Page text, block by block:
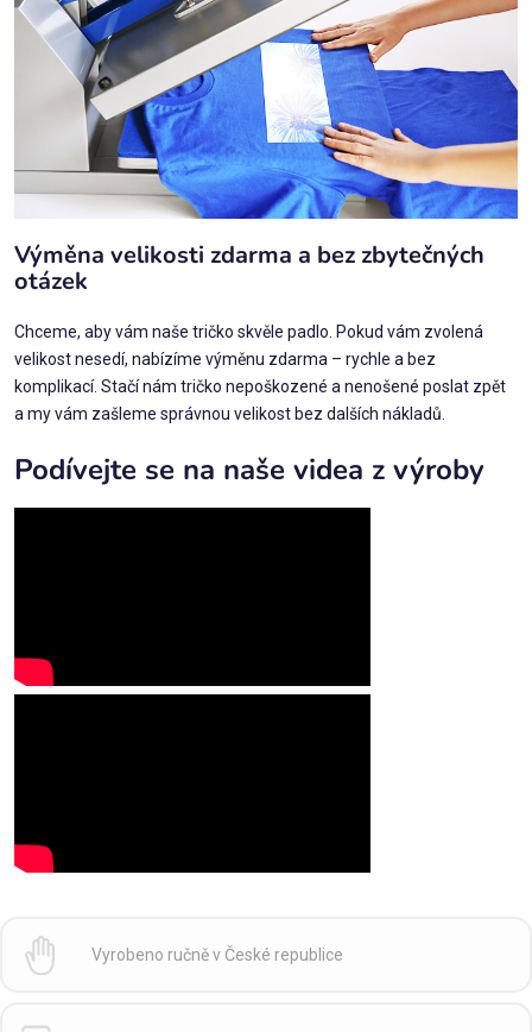
Výměna velikosti zdarma a bez zbytečných
otázek
Chceme, aby vám naše tričko skvěle padlo. Pokud vám zvolená
velikost nesedí, nabízíme výměnu zdarma – rychle a bez
komplikací. Stačí nám tričko nepoškozené a nenošené poslat zpět
a my vám zašleme správnou velikost bez dalších nákladů.
Podívejte se na naše videa z výroby
Vyrobeno ručně v České republice